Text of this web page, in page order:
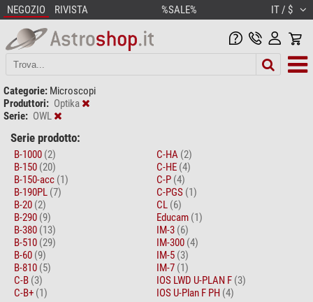
NEGOZIO RIVISTA %SALE% IT / $
Categorie: Microscopi
Produttori: Optika
Serie: OWL
Serie prodotto:
B-1000 (2)
B-150 (20)
B-150-acc (1)
B-190PL (7)
B-20 (2)
B-290 (9)
B-380 (13)
B-510 (29)
B-60 (9)
B-810 (5)
C-B (3)
C-B+ (1)
C-HA (2)
C-HE (4)
C-P (4)
C-PGS (1)
CL (6)
Educam (1)
IM-3 (6)
IM-300 (4)
IM-5 (3)
IM-7 (1)
IOS LWD U-PLAN F (3)
IOS U-Plan F PH (4)